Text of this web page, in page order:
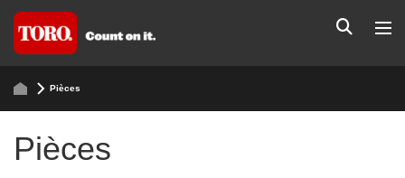
Pièces
Pièces